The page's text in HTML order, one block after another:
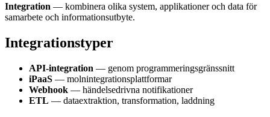
Integration — kombinera olika system, applikationer och data för
samarbete och informationsutbyte.
Integrationstyper
API-integration — genom programmeringsgränssnitt
iPaaS — molnintegrationsplattformar
Webhook — händelsedrivna notifikationer
ETL — dataextraktion, transformation, laddning